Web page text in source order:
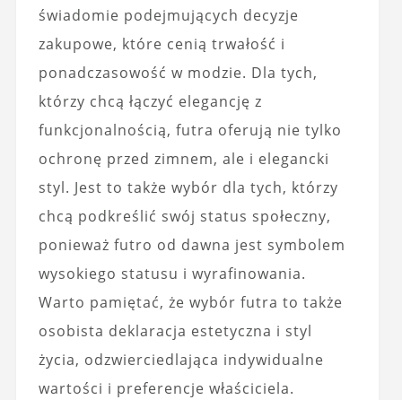
świadomie podejmujących decyzje
zakupowe, które cenią trwałość i
ponadczasowość w modzie. Dla tych,
którzy chcą łączyć elegancję z
funkcjonalnością, futra oferują nie tylko
ochronę przed zimnem, ale i elegancki
styl. Jest to także wybór dla tych, którzy
chcą podkreślić swój status społeczny,
ponieważ futro od dawna jest symbolem
wysokiego statusu i wyrafinowania.
Warto pamiętać, że wybór futra to także
osobista deklaracja estetyczna i styl
życia, odzwierciedlająca indywidualne
wartości i preferencje właściciela.